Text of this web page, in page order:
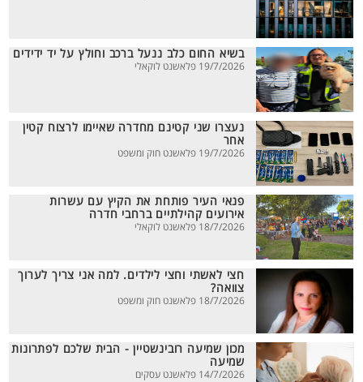
בשיא החום כלב ננעל ברכב וחולץ על יד ידידים
19/7/2026 פלאשנט לוקאלי
נעצרו שני קטינם מחדרה שאיימו לרצוח קטין
אחר
19/7/2026 פלאשנט חוק ומשפט
פנאי העיר פותחת את הקיץ עם עשרות
אירועים קהילתיים ברחבי חדרה
18/7/2026 פלאשנט לוקאלי
חצי לאשתי וחצי לילדים. למה אני צריך לערוך
צוואה?
18/7/2026 פלאשנט חוק ומשפט
מכון שמיעה רובינשטיין - הבית שלכם לפתרונות
שמיעה
14/7/2026 פלאשנט עסקים